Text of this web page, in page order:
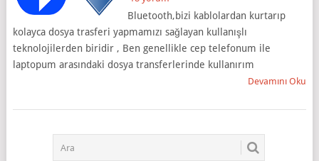
Bluetooth,bizi kablolardan kurtarıp
kolayca dosya trasferi yapmamızı sağlayan kullanışlı
teknolojilerden biridir , Ben genellikle cep telefonum ile
laptopum arasındaki dosya transferlerinde kullanırım
Devamını Oku